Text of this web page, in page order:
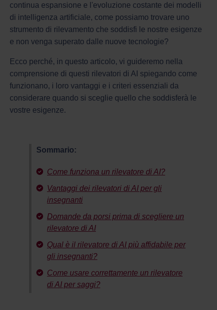
continua espansione e l'evoluzione costante dei modelli
di intelligenza artificiale, come possiamo trovare uno
strumento di rilevamento che soddisfi le nostre esigenze
e non venga superato dalle nuove tecnologie?
Ecco perché, in questo articolo, vi guideremo nella
comprensione di questi rilevatori di AI spiegando come
funzionano, i loro vantaggi e i criteri essenziali da
considerare quando si sceglie quello che soddisferà le
vostre esigenze.
Sommario:
Come funziona un rilevatore di AI?
Vantaggi dei rilevatori di AI per gli
insegnanti
Domande da porsi prima di scegliere un
rilevatore di AI
Qual è il rilevatore di AI più affidabile per
gli insegnanti?
Come usare correttamente un rilevatore
di AI per saggi?